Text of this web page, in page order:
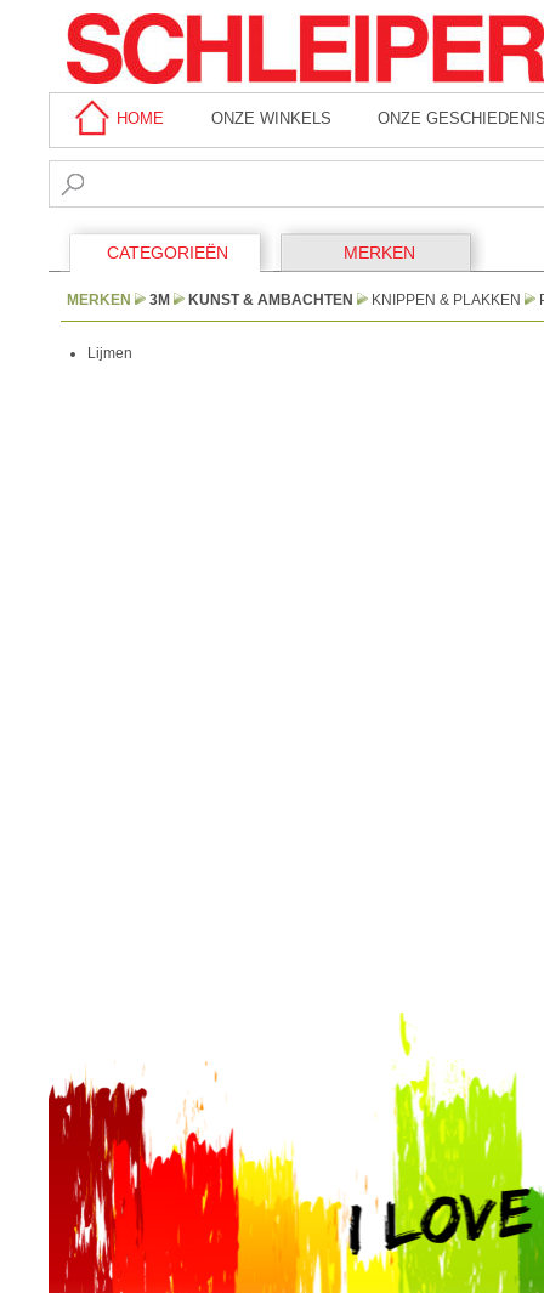
HOME ONZE WINKELS ONZE
CATEGORIEËN MERKEN
MERKEN 3M KUNST & AMBACHTEN KNIPPEN & PLAKKEN
Lijmen